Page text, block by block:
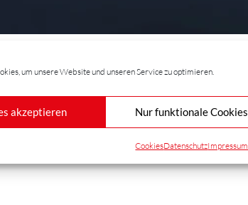
um unsere Website und unseren Service zu optimieren.
akzeptieren Nur funktionale Cookies
CookiesDatenschutzImpressum